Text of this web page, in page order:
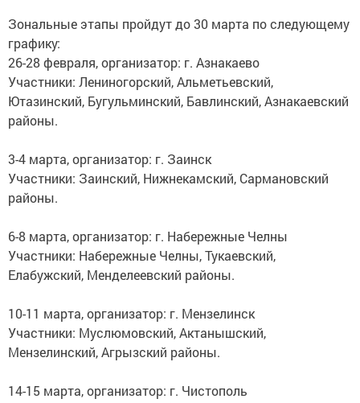
Зональные этапы пройдут до 30 марта по следующему
графику:
26-28 февраля, организатор: г. Азнакаево
Участники: Лениногорский, Альметьевский,
Ютазинский, Бугульминский, Бавлинский, Азнакаевский
районы.
3-4 марта, организатор: г. Заинск
Участники: Заинский, Нижнекамский, Сармановский
районы.
6-8 марта, организатор: г. Набережные Челны
Участники: Набережные Челны, Тукаевский,
Елабужский, Менделеевский районы.
10-11 марта, организатор: г. Мензелинск
Участники: Муслюмовский, Актанышский,
Мензелинский, Агрызский районы.
14-15 марта, организатор: г. Чистополь